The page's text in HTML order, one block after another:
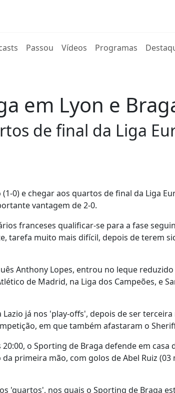
Passou Vídeos Programas
em Lyon e
de final da Liga
0) e chegar aos quartos de final da Liga
vantagem de 2-0.
franceses qualificar-se para a fase
tarefa muito mais difícil, depois de terem
Anthony Lopes, entrou no leque
de Madrid, na Liga dos Campeões, e
já nos 'play-offs', depois de ser
em que também afastaram o
o Sporting de Braga defende em casa
primeira mão, com golos de Abel Ruiz (03
'quartos', nos quais o Sporting de Braga